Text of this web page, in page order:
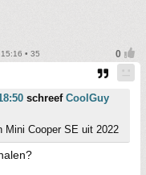
• 35
schreef CoolGuy
Mini Cooper SE uit 2022